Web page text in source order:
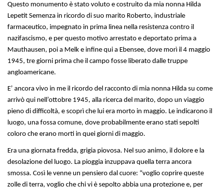
Questo monumento è stato voluto e costruito da mia nonna Hilda
Lepetit Semenza in ricordo di suo marito Roberto, industriale
farmaceutico, impegnato in prima linea nella resistenza contro il
nazifascismo, e per questo motivo arrestato e deportato prima a
Mauthausen, poi a Melk e infine qui a Ebensee, dove morì il 4 maggio
1945, tre giorni prima che il campo fosse liberato dalle truppe
angloamericane.
E’ ancora vivo in me il ricordo del racconto di mia nonna Hilda su come
arrivò qui nell’ottobre 1945, alla ricerca del marito, dopo un viaggio
pieno di difficoltà, e scoprì che lui era morto in maggio. Le indicarono il
luogo, una fossa comune, dove probabilmente erano stati sepolti
coloro che erano morti in quei giorni di maggio.
Era una giornata fredda, grigia piovosa. Nel suo animo, il dolore e la
desolazione del luogo. La pioggia inzuppava quella terra ancora
smossa. Così le venne un pensiero dal cuore: “voglio coprire queste
zolle di terra, voglio che chi vi è sepolto abbia una protezione e, per